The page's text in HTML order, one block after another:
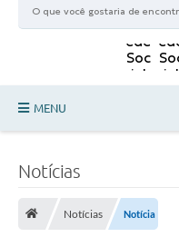
MENU
Transparência
Notícias
Notícias Notícia